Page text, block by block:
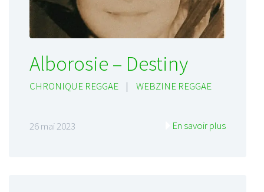
Alborosie – Destiny
CHRONIQUE REGGAE | WEBZINE REGGAE
26 mai 2023 En savoir plus